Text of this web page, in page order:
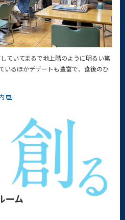
ていてまるで地上階のように明るい第
いるほかデザートも豊富で、食後のひ
ーム